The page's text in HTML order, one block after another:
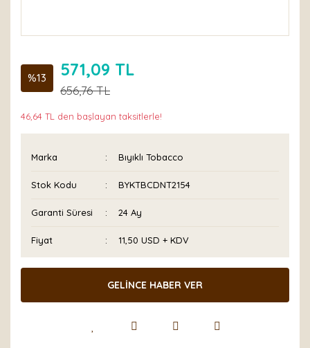
%13 571,09 TL
656,76 TL
46,64 TL den başlayan taksitlerle!
Marka Bıyıklı Tobacco
Stok Kodu BYKTBCDNT2154
Garanti Süresi 24 Ay
Fiyat 11,50 USD + KDV
GELİNCE HABER VER